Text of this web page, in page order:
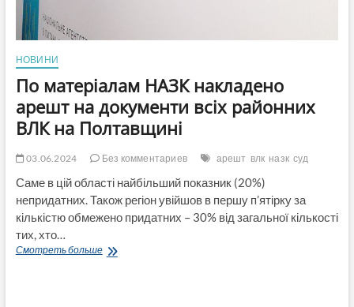
НОВИНИ
По матеріалам НАЗК накладено
арешт на документи всіх районних
ВЛК на Полтавщині
03.06.2024 Без комментариев арешт влк назк суд
Саме в цій області найбільший показник (20%)
непридатних. Також регіон увійшов в першу п’ятірку за
кількістю обмежено придатних – 30% від загальної кількості
тих, хто…
Смотреть большеПо